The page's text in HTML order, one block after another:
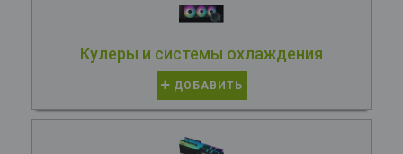
Кулеры и системы охлаждения
ДОБАВИТЬ